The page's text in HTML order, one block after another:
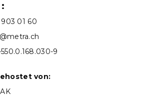
903 01 60
9
von: